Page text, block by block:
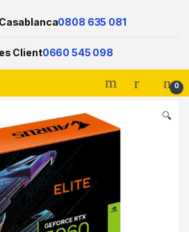
0808 635 081
Client0660 545 098
0
🔍